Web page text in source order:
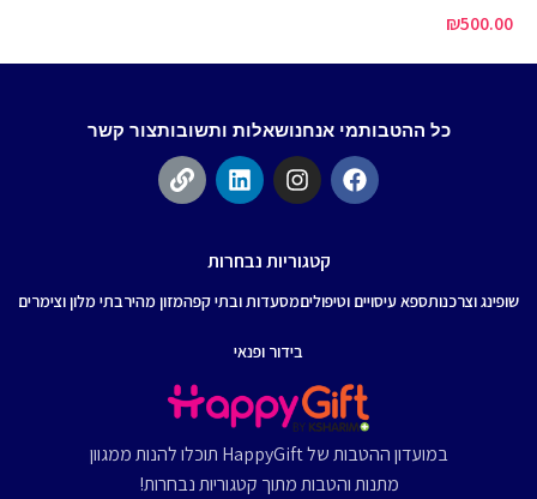
₪500.00
כל ההטבותמי אנחנושאלות ותשובותצור קשר
קטגוריות נבחרות
שופינג וצרכנותספא עיסויים וטיפוליםמסעדות ובתי קפהמזון מהירבתי מלון וצימרים
בידור ופנאי
במועדון ההטבות של HappyGift תוכלו להנות ממגוון
מתנות והטבות מתוך קטגוריות נבחרות!